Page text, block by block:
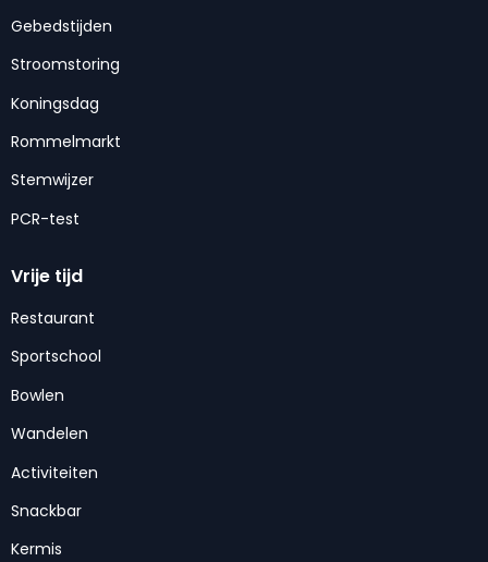
Gebedstijden
Stroomstoring
Koningsdag
Rommelmarkt
Stemwijzer
PCR-test
Vrije tijd
Restaurant
Sportschool
Bowlen
Wandelen
Activiteiten
Snackbar
Kermis